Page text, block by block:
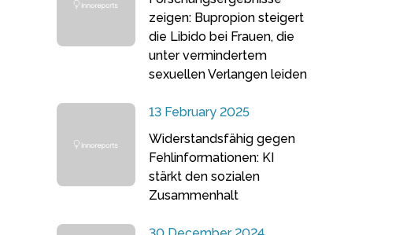
zeigen: Bupropion steigert
die Libido bei Frauen, die
unter vermindertem
sexuellen Verlangen leiden
13 February 2025
Widerstandsfähig gegen
Fehlinformationen: KI
stärkt den sozialen
Zusammenhalt